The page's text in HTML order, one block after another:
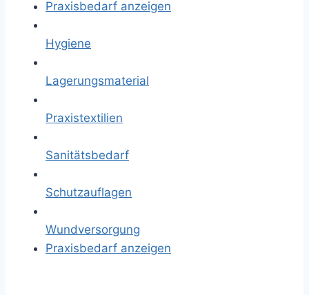
Praxisbedarf anzeigen
Hygiene
Lagerungsmaterial
Praxistextilien
Sanitätsbedarf
Schutzauflagen
Wundversorgung
Praxisbedarf anzeigen